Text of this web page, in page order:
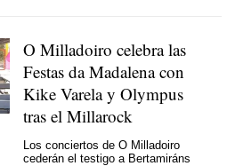
O Milladoiro celebra las
Festas da Madalena con
Kike Varela y Olympus
tras el Millarock
Los conciertos de O Milladoiro
cederán el testigo a Bertamiráns